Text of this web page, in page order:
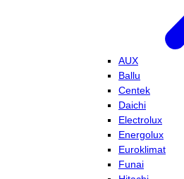
AUX
Ballu
Centek
Daichi
Electrolux
Energolux
Euroklimat
Funai